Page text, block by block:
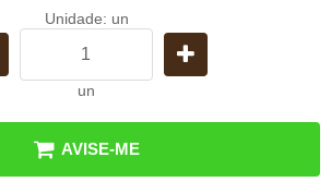
Unidade: un
un
AVISE-ME